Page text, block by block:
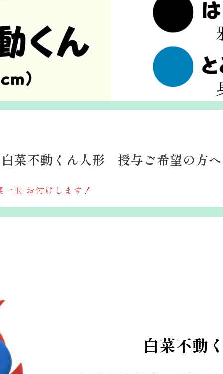
白菜不動くん人形 授与ご希望の方へ
玉 お付けします！
白菜不動